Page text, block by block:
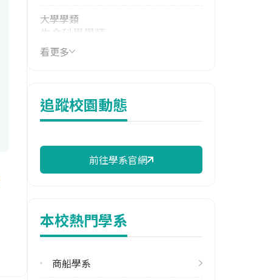
大學學類
生命科學學類
技職群類
114年學費
16,960 元/學期
114年雜費
10,630 元/學期
校際選課人數
113學年度上學期
看更多
追蹤校園動態
前往學系官網
本校熱門學系
商船學系